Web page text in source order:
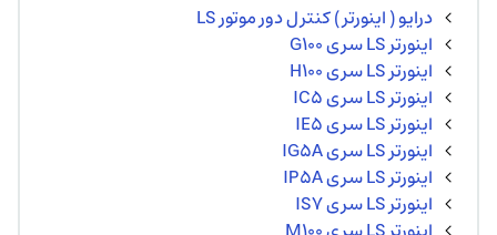
درایو ( اینورتر ) کنترل دور موتور LS
اینورتر LS سری G100
اینورتر LS سری H100
اینورتر LS سری IC5
اینورتر LS سری IE5
اینورتر LS سری IG5A
اینورتر LS سری IP5A
اینورتر LS سری IS7